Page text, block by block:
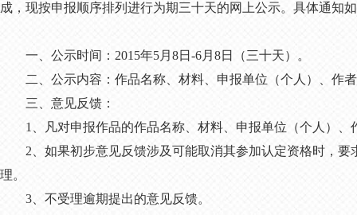
成，现按申报顺序排列进行为期三十天的网上公示。具体通知
一、公示时间：2015年5月8日-6月8日（三十天）。
二、公示内容：作品名称、材料、申报单位（个人）、作
三、意见反馈：
1、凡对申报作品的作品名称、材料、申报单位（个人）、
2、如果初步意见反馈涉及可能取消其参加认定资格时，要
理。
3、不受理逾期提出的意见反馈。